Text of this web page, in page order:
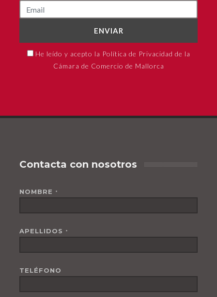
ENVIAR
He leído y acepto la Política de Privacidad de la
Cámara de Comercio de Mallorca
Contacta con nosotros
NOMBRE *
APELLIDOS *
TELÉFONO